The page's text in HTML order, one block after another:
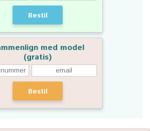
Bestil
med model
(gratis)
Bestil